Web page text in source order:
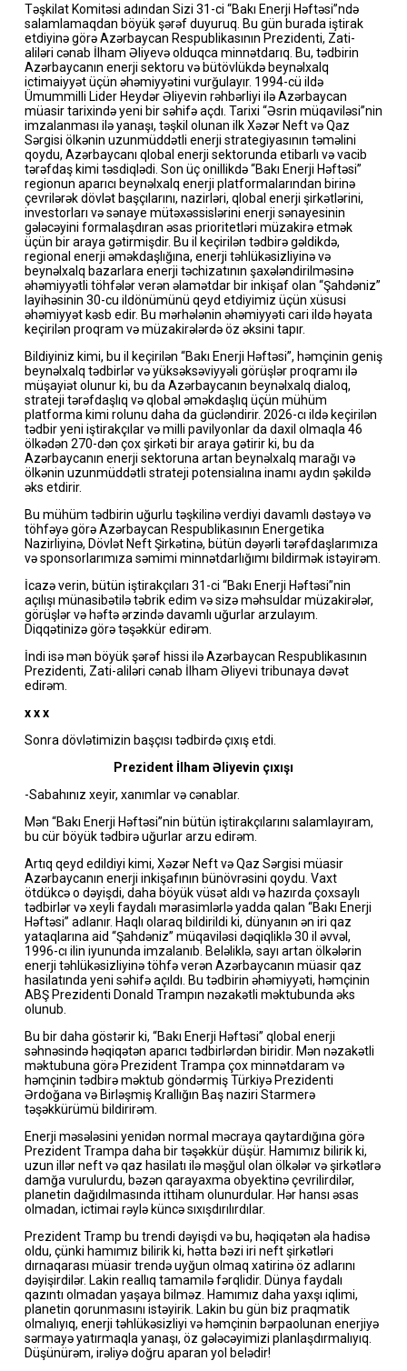
Təşkilat Komitəsi adından Sizi 31-ci “Bakı Enerji Həftəsi”ndə
salamlamaqdan böyük şərəf duyuruq. Bu gün burada iştirak
etdiyinə görə Azərbaycan Respublikasının Prezidenti, Zati-
aliləri cənab İlham Əliyevə olduqca minnətdarıq. Bu, tədbirin
Azərbaycanın enerji sektoru və bütövlükdə beynəlxalq
ictimaiyyət üçün əhəmiyyətini vurğulayır. 1994-cü ildə
Ümummilli Lider Heydər Əliyevin rəhbərliyi ilə Azərbaycan
müasir tarixində yeni bir səhifə açdı. Tarixi “Əsrin müqaviləsi”nin
imzalanması ilə yanaşı, təşkil olunan ilk Xəzər Neft və Qaz
Sərgisi ölkənin uzunmüddətli enerji strategiyasının təməlini
qoydu, Azərbaycanı qlobal enerji sektorunda etibarlı və vacib
tərəfdaş kimi təsdiqlədi. Son üç onillikdə “Bakı Enerji Həftəsi”
regionun aparıcı beynəlxalq enerji platformalarından birinə
çevrilərək dövlət başçılarını, nazirləri, qlobal enerji şirkətlərini,
investorları və sənaye mütəxəssislərini enerji sənayesinin
gələcəyini formalaşdıran əsas prioritetləri müzakirə etmək
üçün bir araya gətirmişdir. Bu il keçirilən tədbirə gəldikdə,
regional enerji əməkdaşlığına, enerji təhlükəsizliyinə və
beynəlxalq bazarlara enerji təchizatının şaxələndirilməsinə
əhəmiyyətli töhfələr verən əlamətdar bir inkişaf olan “Şahdəniz”
layihəsinin 30-cu ildönümünü qeyd etdiyimiz üçün xüsusi
əhəmiyyət kəsb edir. Bu mərhələnin əhəmiyyəti cari ildə həyata
keçirilən proqram və müzakirələrdə öz əksini tapır.
Bildiyiniz kimi, bu il keçirilən “Bakı Enerji Həftəsi”, həmçinin geniş
beynəlxalq tədbirlər və yüksəksəviyyəli görüşlər proqramı ilə
müşayiət olunur ki, bu da Azərbaycanın beynəlxalq dialoq,
strateji tərəfdaşlıq və qlobal əməkdaşlıq üçün mühüm
platforma kimi rolunu daha da gücləndirir. 2026-cı ildə keçirilən
tədbir yeni iştirakçılar və milli pavilyonlar da daxil olmaqla 46
ölkədən 270-dən çox şirkəti bir araya gətirir ki, bu da
Azərbaycanın enerji sektoruna artan beynəlxalq marağı və
ölkənin uzunmüddətli strateji potensialına inamı aydın şəkildə
əks etdirir.
Bu mühüm tədbirin uğurlu təşkilinə verdiyi davamlı dəstəyə və
töhfəyə görə Azərbaycan Respublikasının Energetika
Nazirliyinə, Dövlət Neft Şirkətinə, bütün dəyərli tərəfdaşlarımıza
və sponsorlarımıza səmimi minnətdarlığımı bildirmək istəyirəm.
İcazə verin, bütün iştirakçıları 31-ci “Bakı Enerji Həftəsi”nin
açılışı münasibətilə təbrik edim və sizə məhsuldar müzakirələr,
görüşlər və həftə ərzində davamlı uğurlar arzulayım.
Diqqətinizə görə təşəkkür edirəm.
İndi isə mən böyük şərəf hissi ilə Azərbaycan Respublikasının
Prezidenti, Zati-aliləri cənab İlham Əliyevi tribunaya dəvət
edirəm.
x x x
Sonra dövlətimizin başçısı tədbirdə çıxış etdi.
Prezident İlham Əliyevin çıxışı
-Sabahınız xeyir, xanımlar və cənablar.
Mən “Bakı Enerji Həftəsi”nin bütün iştirakçılarını salamlayıram,
bu cür böyük tədbirə uğurlar arzu edirəm.
Artıq qeyd edildiyi kimi, Xəzər Neft və Qaz Sərgisi müasir
Azərbaycanın enerji inkişafının bünövrəsini qoydu. Vaxt
ötdükcə o dəyişdi, daha böyük vüsət aldı və hazırda çoxsaylı
tədbirlər və xeyli faydalı mərasimlərlə yadda qalan “Bakı Enerji
Həftəsi” adlanır. Haqlı olaraq bildirildi ki, dünyanın ən iri qaz
yataqlarına aid “Şahdəniz” müqaviləsi dəqiqliklə 30 il əvvəl,
1996-cı ilin iyununda imzalanıb. Beləliklə, sayı artan ölkələrin
enerji təhlükəsizliyinə töhfə verən Azərbaycanın müasir qaz
hasilatında yeni səhifə açıldı. Bu tədbirin əhəmiyyəti, həmçinin
ABŞ Prezidenti Donald Trampın nəzakətli məktubunda əks
olunub.
Bu bir daha göstərir ki, “Bakı Enerji Həftəsi” qlobal enerji
səhnəsində həqiqətən aparıcı tədbirlərdən biridir. Mən nəzakətli
məktubuna görə Prezident Trampa çox minnətdaram və
həmçinin tədbirə məktub göndərmiş Türkiyə Prezidenti
Ərdoğana və Birləşmiş Krallığın Baş naziri Starmerə
təşəkkürümü bildirirəm.
Enerji məsələsini yenidən normal məcraya qaytardığına görə
Prezident Trampa daha bir təşəkkür düşür. Hamımız bilirik ki,
uzun illər neft və qaz hasilatı ilə məşğul olan ölkələr və şirkətlərə
damğa vurulurdu, bəzən qarayaxma obyektinə çevrilirdilər,
planetin dağıdılmasında ittiham olunurdular. Hər hansı əsas
olmadan, ictimai rəylə küncə sıxışdırılırdılar.
Prezident Tramp bu trendi dəyişdi və bu, həqiqətən əla hadisə
oldu, çünki hamımız bilirik ki, hətta bəzi iri neft şirkətləri
dırnaqarası müasir trendə uyğun olmaq xatirinə öz adlarını
dəyişirdilər. Lakin reallıq tamamilə fərqlidir. Dünya faydalı
qazıntı olmadan yaşaya bilməz. Hamımız daha yaxşı iqlimi,
planetin qorunmasını istəyirik. Lakin bu gün biz praqmatik
olmalıyıq, enerji təhlükəsizliyi və həmçinin bərpaolunan enerjiyə
sərmayə yatırmaqla yanaşı, öz gələcəyimizi planlaşdırmalıyıq.
Düşünürəm, irəliyə doğru aparan yol belədir!